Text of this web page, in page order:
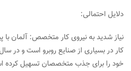
دلایل احتمالی:
نیاز شدید به نیروی کار متخصص: آلمان با
کار در بسیاری از صنایع روبرو است و در
خود را برای جذب متخصصان تسهیل کرده